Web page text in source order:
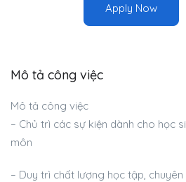
Apply Now
Mô tả công việc
Mô tả công việc
– Chủ trì các sự kiện dành cho học
môn
– Duy trì chất lượng học tập,